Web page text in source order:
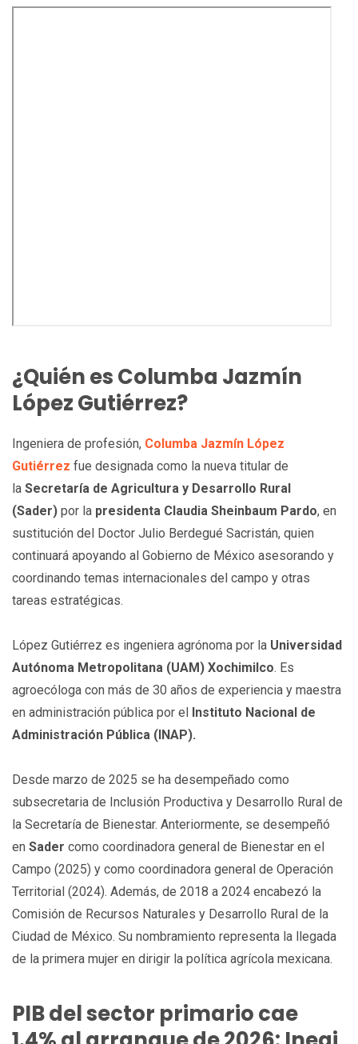
¿Quién es Columba Jazmín
López Gutiérrez?
Ingeniera de profesión, Columba Jazmín López
Gutiérrez fue designada como la nueva titular de
la Secretaría de Agricultura y Desarrollo Rural
(Sader) por la presidenta Claudia Sheinbaum Pardo, en
sustitución del Doctor Julio Berdegué Sacristán, quien
continuará apoyando al Gobierno de México asesorando y
coordinando temas internacionales del campo y otras
tareas estratégicas.
López Gutiérrez es ingeniera agrónoma por la Universidad
Autónoma Metropolitana (UAM) Xochimilco. Es
agroecóloga con más de 30 años de experiencia y maestra
en administración pública por el Instituto Nacional de
Administración Pública (INAP).
Desde marzo de 2025 se ha desempeñado como
subsecretaria de Inclusión Productiva y Desarrollo Rural de
la Secretaría de Bienestar. Anteriormente, se desempeñó
en Sader como coordinadora general de Bienestar en el
Campo (2025) y como coordinadora general de Operación
Territorial (2024). Además, de 2018 a 2024 encabezó la
Comisión de Recursos Naturales y Desarrollo Rural de la
Ciudad de México. Su nombramiento representa la llegada
de la primera mujer en dirigir la política agrícola mexicana.
PIB del sector primario cae